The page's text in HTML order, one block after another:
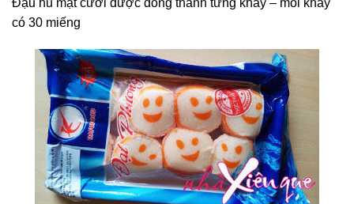
Đậu hủ mặt cười được đóng thành từng khay – mỗi khay
có 30 miếng